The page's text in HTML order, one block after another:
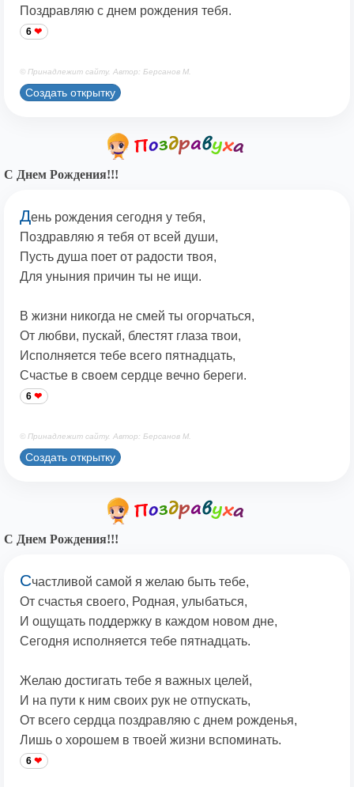
Поздравляю с днем рождения тебя.
6
© Принадлежит сайту. Автор: Берсанов М.
Создать открытку
С Днем Рождения!!!
День рождения сегодня у тебя,
Поздравляю я тебя от всей души,
Пусть душа поет от радости твоя,
Для уныния причин ты не ищи.
В жизни никогда не смей ты огорчаться,
От любви, пускай, блестят глаза твои,
Исполняется тебе всего пятнадцать,
Счастье в своем сердце вечно береги.
6
© Принадлежит сайту. Автор: Берсанов М.
Создать открытку
С Днем Рождения!!!
Счастливой самой я желаю быть тебе,
От счастья своего, Родная, улыбаться,
И ощущать поддержку в каждом новом дне,
Сегодня исполняется тебе пятнадцать.
Желаю достигать тебе я важных целей,
И на пути к ним своих рук не отпускать,
От всего сердца поздравляю с днем рожденья,
Лишь о хорошем в твоей жизни вспоминать.
6